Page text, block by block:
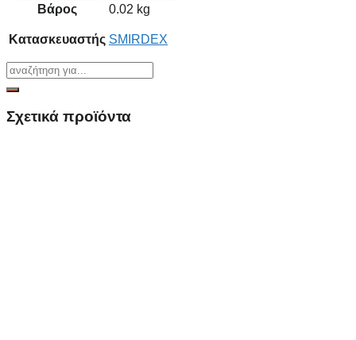
Βάρος
0.02 kg
Κατασκευαστής SMIRDEX
Σχετικά προϊόντα